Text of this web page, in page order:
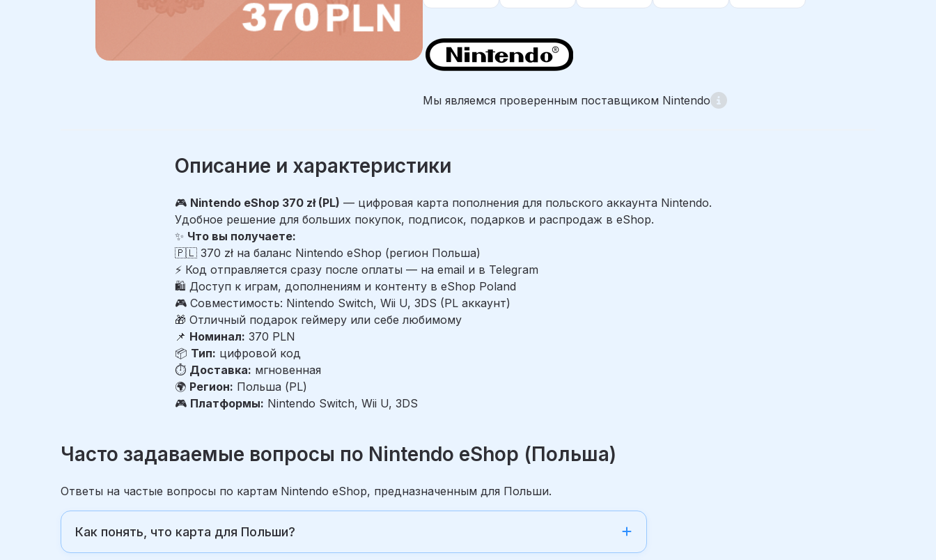
Мы являемся проверенным поставщиком Nintendo
Описание и характеристики
🎮 Nintendo eShop 370 zł (PL) — цифровая карта пополнения для польского аккаунта Nintendo.
Удобное решение для больших покупок, подписок, подарков и распродаж в eShop.
✨ Что вы получаете:
🇵🇱 370 zł на баланс Nintendo eShop (регион Польша)
⚡ Код отправляется сразу после оплаты — на email и в Telegram
🛍️ Доступ к играм, дополнениям и контенту в eShop Poland
🎮 Совместимость: Nintendo Switch, Wii U, 3DS (PL аккаунт)
🎁 Отличный подарок геймеру или себе любимому
📌 Номинал: 370 PLN
📦 Тип: цифровой код
⏱ Доставка: мгновенная
🌍 Регион: Польша (PL)
🎮 Платформы: Nintendo Switch, Wii U, 3DS
Часто задаваемые вопросы по Nintendo eShop (Польша)
Ответы на частые вопросы по картам Nintendo eShop, предназначенным для Польши.
Как понять, что карта для Польши?